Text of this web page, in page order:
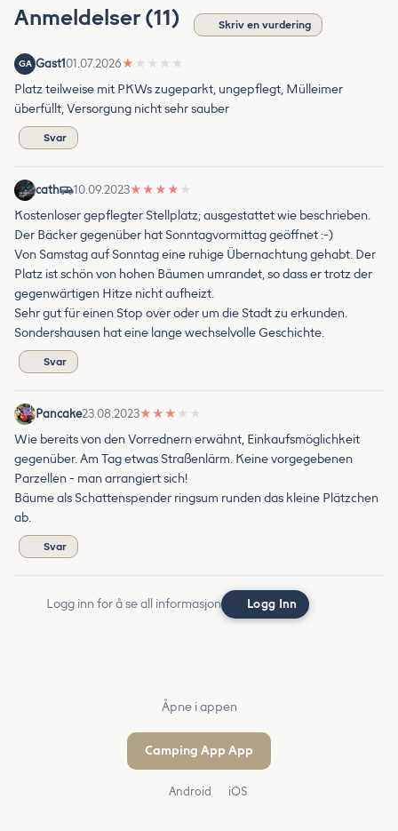
Anmeldelser (11) Skriv en vurdering
GA Gast101.07.2026★ ★ ★ ★ ★
Platz teilweise mit PKWs zugeparkt, ungepflegt, Mülleimer
überfüllt, Versorgung nicht sehr sauber
Svar
cath 10.09.2023★ ★ ★ ★ ★
Kostenloser gepflegter Stellplatz; ausgestattet wie beschrieben.
Der Bäcker gegenüber hat Sonntagvormittag geöffnet :-)
Von Samstag auf Sonntag eine ruhige Übernachtung gehabt. Der
Platz ist schön von hohen Bäumen umrandet, so dass er trotz der
gegenwärtigen Hitze nicht aufheizt.
Sehr gut für einen Stop over oder um die Stadt zu erkunden.
Sondershausen hat eine lange wechselvolle Geschichte.
Svar
Pancake23.08.2023★ ★ ★ ★ ★
Wie bereits von den Vorrednern erwähnt, Einkaufsmöglichkeit
gegenüber. Am Tag etwas Straßenlärm. Keine vorgegebenen
Parzellen - man arrangiert sich!
Bäume als Schattenspender ringsum runden das kleine Plätzchen
ab.
Svar
Logg inn for å se all informasjon Logg Inn
Åpne i appen
Camping App App
Android iOS